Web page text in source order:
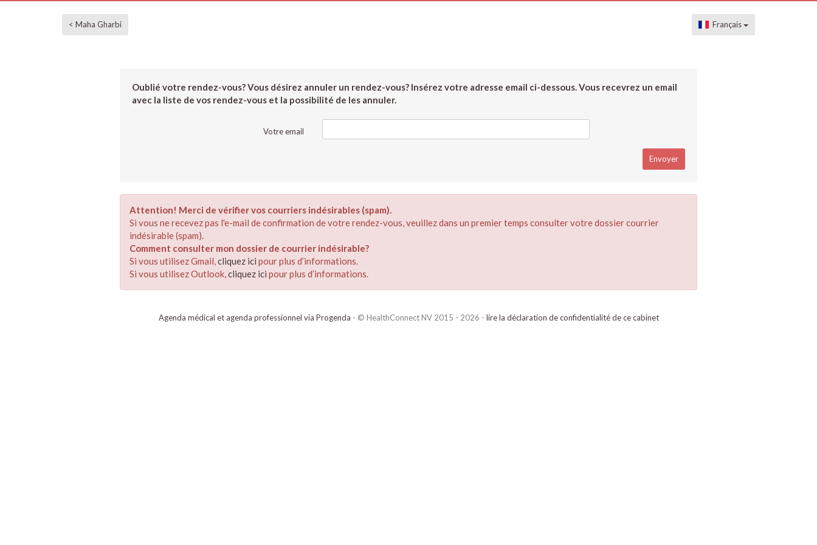
< Maha Gharbi Français
Oublié votre rendez-vous? Vous désirez annuler un rendez-vous? Insérez votre adresse email ci-dessous. Vous recevrez un email
avec la liste de vos rendez-vous et la possibilité de les annuler.
Votre email
Attention! Merci de vérifier vos courriers indésirables (spam).
Si vous ne recevez pas l'e-mail de confirmation de votre rendez-vous, veuillez dans un premier temps consulter votre dossier courrier
indésirable (spam).
Comment consulter mon dossier de courrier indésirable?
Si vous utilisez Gmail,cliquez ici pour plus d’informations.
Si vous utilisez Outlook,cliquez ici pour plus d’informations.
Agenda médical et agenda professionnel via Progenda - © HealthConnect NV 2015 - 2026 - lire la déclaration de confidentialité de ce cabinet